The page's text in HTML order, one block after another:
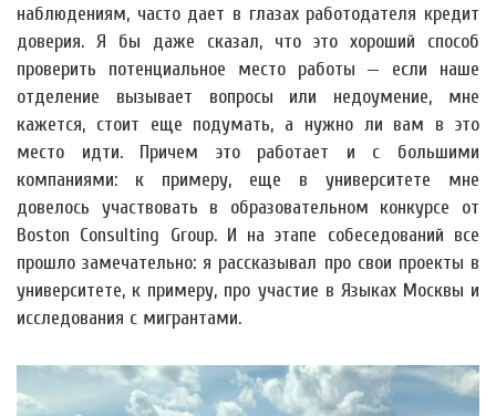
наблюдениям, часто дает в глазах работодателя кредит
доверия. Я бы даже сказал, что это хороший способ
проверить потенциальное место работы — если наше
отделение вызывает вопросы или недоумение, мне
кажется, стоит еще подумать, а нужно ли вам в это
место идти. Причем это работает и с большими
компаниями: к примеру, еще в университете мне
довелось участвовать в образовательном конкурсе от
Boston Consulting Group. И на этапе собеседований все
прошло замечательно: я рассказывал про свои проекты в
университете, к примеру, про участие в Языках Москвы и
исследования с мигрантами.